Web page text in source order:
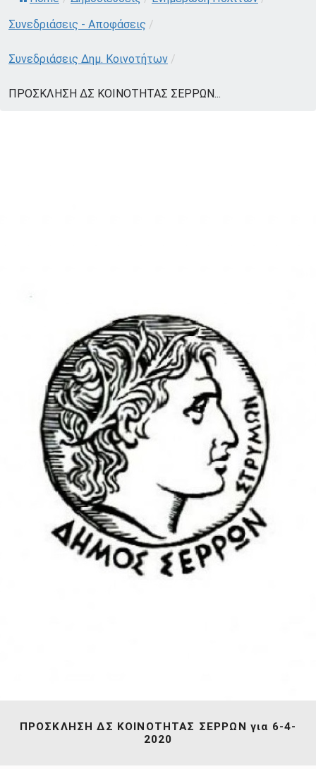
Συνεδριάσεις - Αποφάσεις /
Συνεδριάσεις Δημ. Κοινοτήτων /
ΠΡΟΣΚΛΗΣΗ ΔΣ ΚΟΙΝΟΤΗΤΑΣ ΣΕΡΡΩΝ...
ΠΡΟΣΚΛΗΣΗ ΔΣ ΚΟΙΝΟΤΗΤΑΣ ΣΕΡΡΩΝ για 6-4-
2020